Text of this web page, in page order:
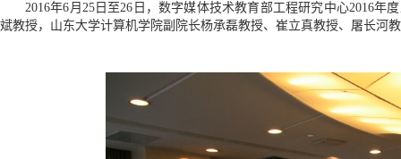
2016年6月25日至26日，数字媒体技术教育部工程研究中心2016
斌教授，山东大学计算机学院副院长杨承磊教授、崔立真教授、屠长河